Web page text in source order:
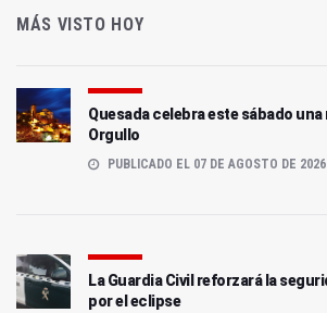
MÁS VISTO HOY
Quesada celebra este sábado una
Orgullo
PUBLICADO EL 07 DE AGOSTO DE 2026
La Guardia Civil reforzará la
por el eclipse